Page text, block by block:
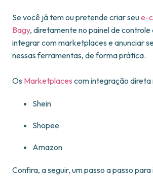
Se você já tem ou pretende criar seue-
Bagy, diretamente no painel de controle
integrar com marketplaces e anunciar
nessas ferramentas, de forma prática.
Os Marketplaces com integração direta
Shein
Shopee
Amazon
Confira, a seguir, um passo a passo